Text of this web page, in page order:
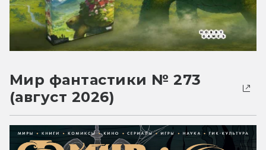
Мир фантастики № 273
(август 2026)